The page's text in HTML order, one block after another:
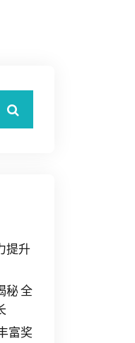
提升
秘 全
富奖